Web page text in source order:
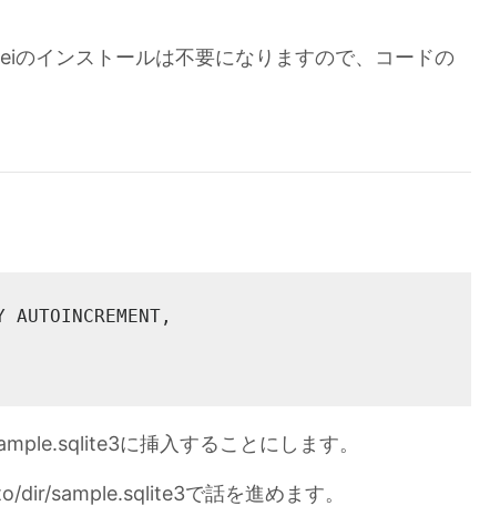
のインストールは不要になりますので、コードの
に挿入することにします。
sample.sqlite3で話を進めます。